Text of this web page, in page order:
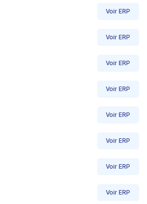
Voir ERP
Voir ERP
Voir ERP
Voir ERP
Voir ERP
Voir ERP
Voir ERP
Voir ERP